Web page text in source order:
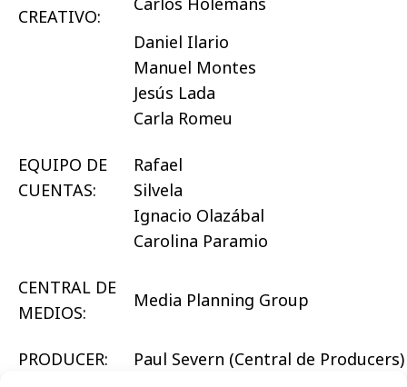
CREATIVO:
Daniel Ilario
Manuel Montes
Jesús Lada
Carla Romeu
EQUIPO DE
CUENTAS:
Rafael
Silvela
Ignacio Olazábal
Carolina Paramio
CENTRAL DE
MEDIOS:
Media Planning Group
PRODUCER: Paul Severn (Central de Producers)